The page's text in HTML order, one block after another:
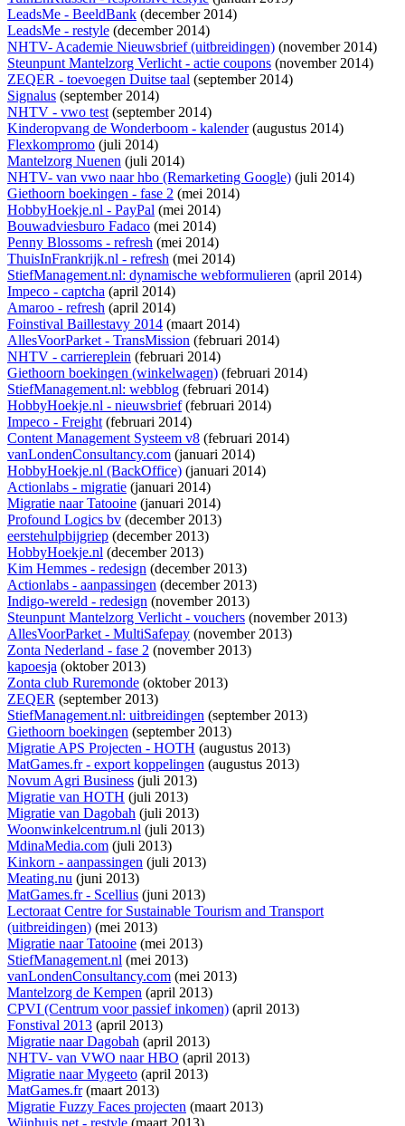
LeadsMe - BeeldBank (december 2014)
LeadsMe - restyle (december 2014)
NHTV- Academie Nieuwsbrief (uitbreidingen) (november 2014)
Steunpunt Mantelzorg Verlicht - actie coupons (november 2014)
ZEQER - toevoegen Duitse taal (september 2014)
Signalus (september 2014)
NHTV - vwo test(september 2014)
Kinderopvang de Wonderboom - kalender(augustus 2014)
Flexkompromo (juli 2014)
Mantelzorg Nuenen (juli 2014)
NHTV- van vwo naar hbo (Remarketing Google) (juli 2014)
Giethoorn boekingen - fase 2 (mei 2014)
HobbyHoekje.nl - PayPal (mei 2014)
Bouwadviesburo Fadaco (mei 2014)
Penny Blossoms - refresh (mei 2014)
ThuisInFrankrijk.nl - refresh (mei 2014)
StiefManagement.nl: dynamische webformulieren (april 2014)
Impeco - captcha (april 2014)
Amaroo - refresh (april 2014)
Foinstival Baillestavy 2014 (maart 2014)
AllesVoorParket - TransMission (februari 2014)
NHTV - carriereplein (februari 2014)
Giethoorn boekingen (winkelwagen) (februari 2014)
StiefManagement.nl: webblog (februari 2014)
HobbyHoekje.nl - nieuwsbrief(februari 2014)
Impeco - Freight(februari 2014)
Content Management Systeem v8 (februari 2014)
vanLondenConsultancy.com (januari 2014)
HobbyHoekje.nl (BackOffice) (januari 2014)
Actionlabs - migratie (januari 2014)
Migratie naar Tatooine (januari 2014)
Profound Logics bv (december 2013)
eerstehulpbijgriep (december 2013)
HobbyHoekje.nl (december 2013)
Kim Hemmes - redesign (december 2013)
Actionlabs - aanpassingen (december 2013)
Indigo-wereld - redesign (november 2013)
Steunpunt Mantelzorg Verlicht - vouchers (november 2013)
AllesVoorParket - MultiSafepay (november 2013)
Zonta Nederland - fase 2 (november 2013)
kapoesja (oktober 2013)
Zonta club Ruremonde (oktober 2013)
ZEQER (september 2013)
StiefManagement.nl: uitbreidingen (september 2013)
Giethoorn boekingen (september 2013)
Migratie APS Projecten - HOTH (augustus 2013)
MatGames.fr - export koppelingen (augustus 2013)
Novum Agri Business (juli 2013)
Migratie van HOTH (juli 2013)
Migratie van Dagobah (juli 2013)
Woonwinkelcentrum.nl (juli 2013)
MdinaMedia.com (juli 2013)
Kinkorn - aanpassingen (juli 2013)
Meating.nu (juni 2013)
MatGames.fr - Scellius (juni 2013)
Lectoraat Centre for Sustainable Tourism and Transport
(uitbreidingen) (mei 2013)
Migratie naar Tatooine (mei 2013)
StiefManagement.nl (mei 2013)
vanLondenConsultancy.com (mei 2013)
Mantelzorg de Kempen (april 2013)
CPVI (Centrum voor passief inkomen) (april 2013)
Fonstival 2013 (april 2013)
Migratie naar Dagobah (april 2013)
NHTV- van VWO naar HBO (april 2013)
Migratie naar Mygeeto (april 2013)
MatGames.fr(maart 2013)
Migratie Fuzzy Faces projecten (maart 2013)